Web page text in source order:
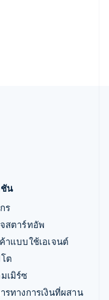
น
ร
สตาร์ทอัพ
าแบบใช้เอเจนต์
ต
เมิร์ซ
รทางการเงินที่ผสาน